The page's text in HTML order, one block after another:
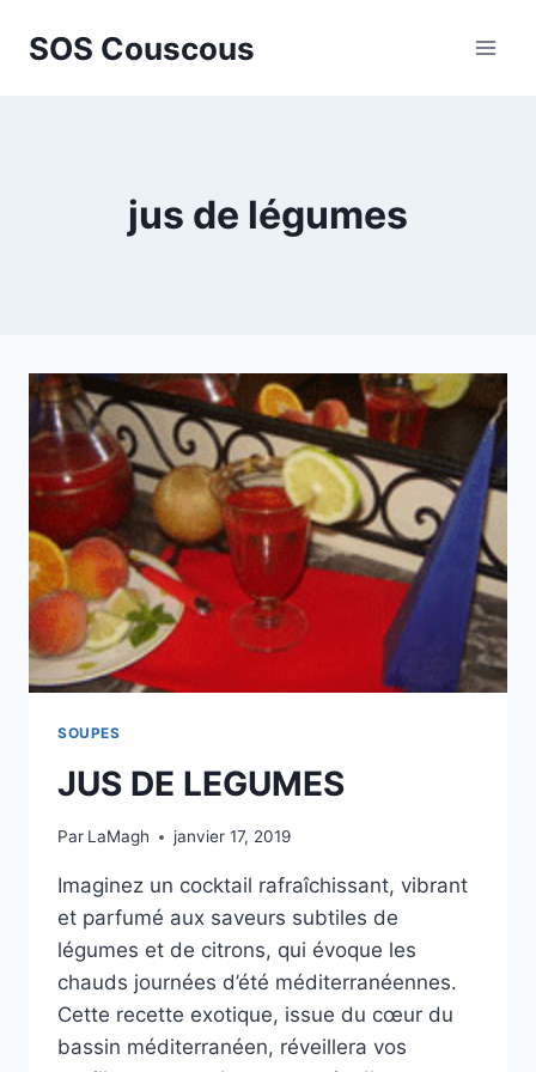
SOS Couscous
jus de légumes
SOUPES
JUS DE LEGUMES
Par LaMagh janvier 17, 2019
Imaginez un cocktail rafraîchissant, vibrant
et parfumé aux saveurs subtiles de
légumes et de citrons, qui évoque les
chauds journées d’été méditerranéennes.
Cette recette exotique, issue du cœur du
bassin méditerranéen, réveillera vos